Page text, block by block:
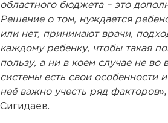
областного бюджета – это
Решение о том, нуждается
или нет, принимают врачи,
каждому ребенку, чтобы такая
пользу, а ни в коем случае не во
системы есть свои особенности
неё важно учесть ряд факторов
Сигидаев.